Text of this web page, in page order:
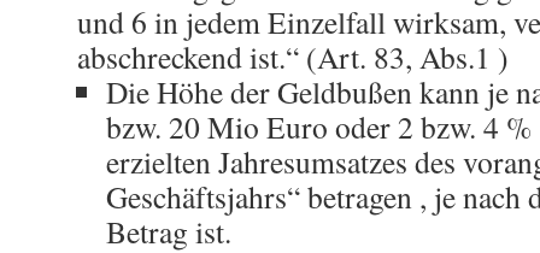
und 6 in jedem Einzelfall wirksam,
abschreckend ist.“ (Art. 83, Abs.1 )
Die Höhe der Geldbußen kann je
bzw. 20 Mio Euro oder 2 bzw. 4 %
erzielten Jahresumsatzes des
Geschäftsjahrs“ betragen , je nach
Betrag ist.